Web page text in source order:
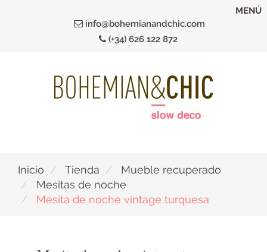
info@bohemianandchic.com
(+34) 626 122 872
MENÚ
Inicio Tienda
Mueble recuperado
Mesitas de noche
Mesita de noche vintage turquesa